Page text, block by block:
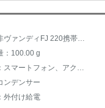
商品名：非ヴァンディFJ 220携帯型パソコンゲームリーダー、マイク録音生放送ビデオキャパシタ黒
：100.00 g
接続主体：スマートフォン、アクティブスピーカー、デスクトップパソコン、ノートパソコン
ンデンサー
外付け給電